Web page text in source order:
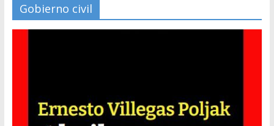
Gobierno civil